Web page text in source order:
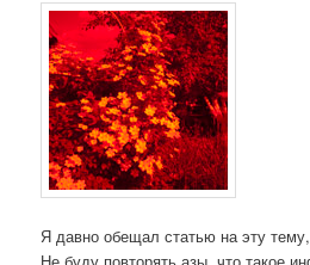
Я давно обещал статью на эту